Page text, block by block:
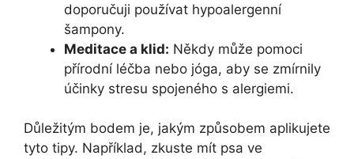
⁢doporučuji používat hypoalergenní
šampony.
Meditace a klid: Někdy může pomoci
přírodní léčba nebo jóga, aby se⁣ zmírnily
účinky stresu spojeného s alergiemi.
Důležitým bodem je, jakým způsobem aplikujete
tyto tipy. Například, zkuste mít psa ve